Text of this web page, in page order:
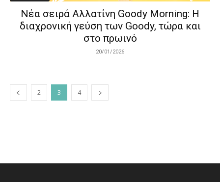
Νέα σειρά Αλλατίνη Goody Morning: Η
διαχρονική γεύση των Goody, τώρα και
στο πρωινό
20/01/2026
2 3 4